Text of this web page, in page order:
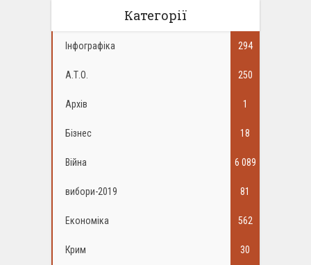
Категорії
Інфографіка 294
А.Т.О. 250
Архів 1
Бізнес 18
Війна 6 089
вибори-2019 81
Економіка 562
Крим 30